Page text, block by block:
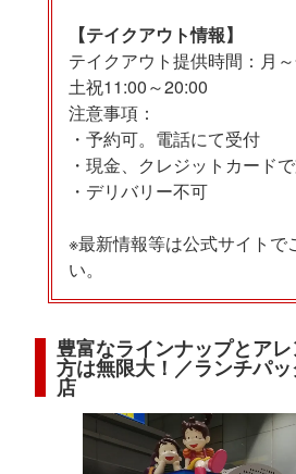
【テイクアウト情報】
テイクアウト提供時間：月
土祝11:00～20:00
注意事項：
・予約可。電話にて受付
・現金、クレジットカード
・デリバリー不可
※最新情報等は公式サイトで
い。
豊富なラインナップとア
方は無限大！／ランチパ
店